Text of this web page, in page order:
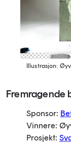
Illustrasjon:
Fremragende
Sponsor:
Vinnere:
Prosjekt: